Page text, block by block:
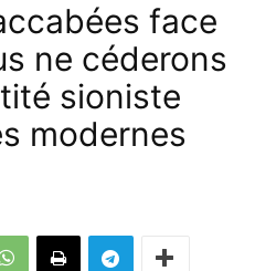
face
ne céderons
sioniste
modernes